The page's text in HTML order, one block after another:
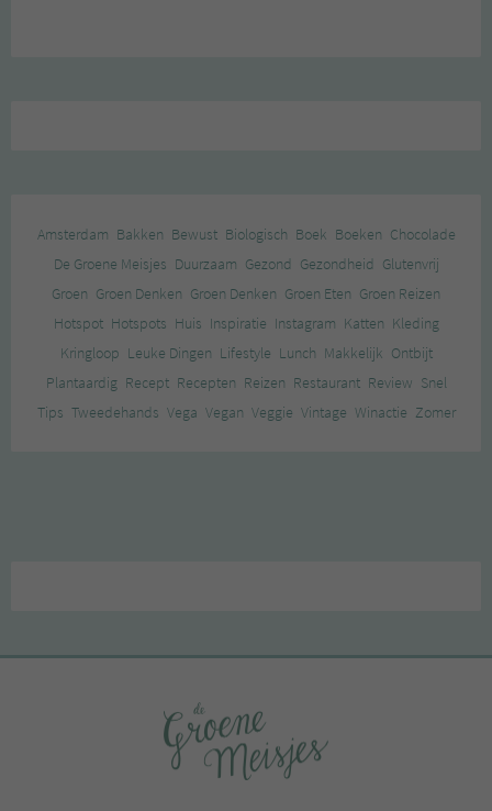
Amsterdam Bakken Bewust Biologisch Boek Boeken Chocolade
De Groene Meisjes Duurzaam Gezond Gezondheid Glutenvrij
Groen Groen Denken Groen Denken Groen Eten Groen Reizen
Hotspot Hotspots Huis Inspiratie Instagram Katten Kleding
Kringloop Leuke Dingen Lifestyle Lunch Makkelijk Ontbijt
Plantaardig Recept Recepten Reizen Restaurant Review Snel
Tips Tweedehands Vega Vegan Veggie Vintage Winactie Zomer